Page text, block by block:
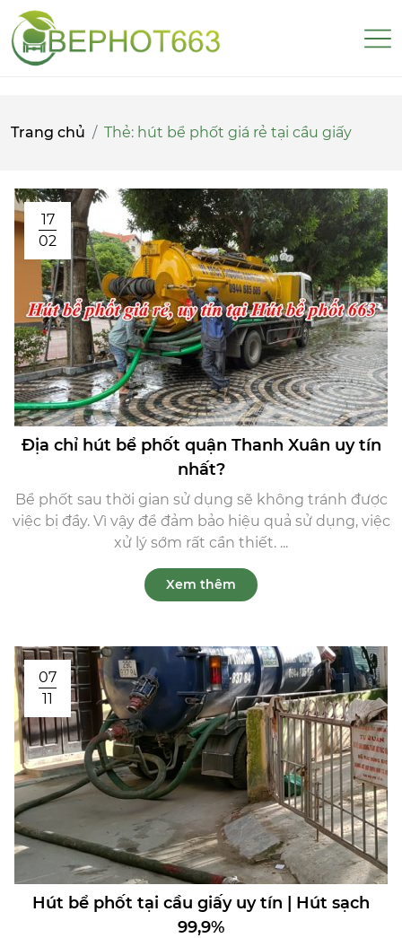
Trang chủ Thẻ: hút bể phốt giá rẻ tại cầu giấy
17
02
Địa chỉ hút bể phốt quận Thanh Xuân uy tín
nhất?
Bể phốt sau thời gian sử dụng sẽ không tránh được
việc bị đầy. Vì vậy để đảm bảo hiệu quả sử dụng, việc
xử lý sớm rất cần thiết. ...
Xem thêm
07
11
Hút bể phốt tại cầu giấy uy tín | Hút sạch
99,9%